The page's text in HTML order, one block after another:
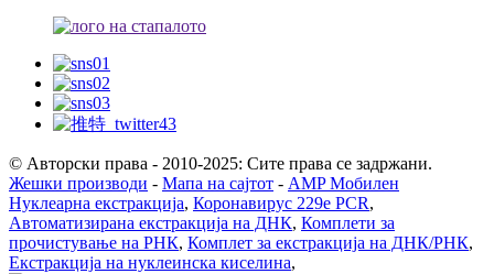
© Авторски права - 2010-2025: Сите права се задржани.
Жешки производи - Мапа на сајтот - AMP Мобилен
Нуклеарна екстракција, Коронавирус 229e PCR,
Автоматизирана екстракција на ДНК, Комплети за
прочистување на РНК, Комплет за екстракција на ДНК/РНК,
Екстракција на нуклеинска киселина,